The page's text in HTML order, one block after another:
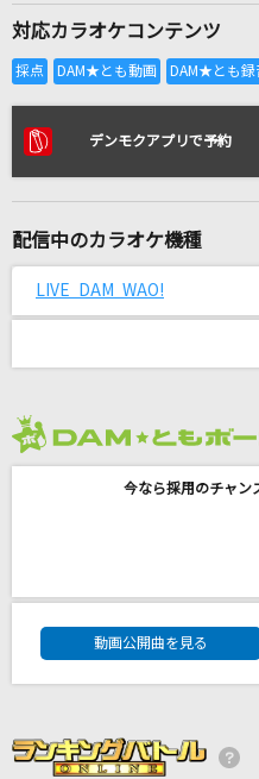
全国
リアルタイムで
ハッピーエンド
オー！リバル
ナハトムジーク
Official髭男dism
対応カラオケコンテンツ
デンモクアプリで予約
配信中のカラオケ機種
LIVE DAM WAO!
今なら採用のチャ
DAM★ともボーカ
動画公開曲を見る